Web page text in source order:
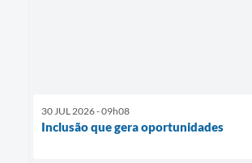
30 JUL 2026 - 09h08
Inclusão que gera oportunidades